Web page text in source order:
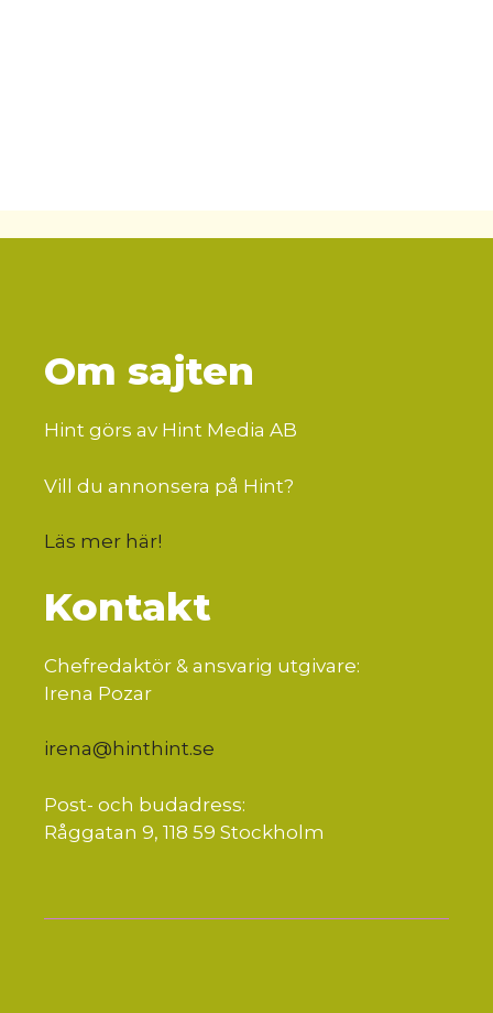
Om sajten
Hint görs av Hint Media AB
Vill du annonsera på Hint?
Läs mer här!
Kontakt
Chefredaktör & ansvarig utgivare:
Irena Pozar
irena@hinthint.se
Post- och budadress:
Råggatan 9, 118 59 Stockholm